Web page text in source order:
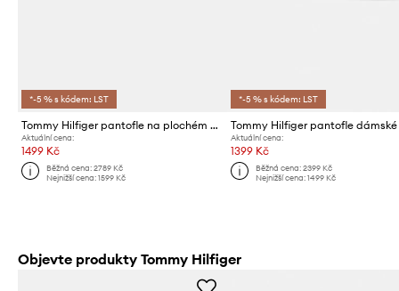
*-5 % s kódem: LST
Tommy Hilfiger pantofle na plochém podpatku dámské kožené TH LOGO STRAP MULE
Aktuální cena:
1499 Kč
Běžná cena:2789 Kč
Nejnižší cena:1599 Kč
*-5 % s kódem: LST
Aktuální cena:
1399 Kč
Běžná cena: 2399 Kč
Nejnižší cena: 1499 Kč
Objevte produkty Tommy Hilfiger